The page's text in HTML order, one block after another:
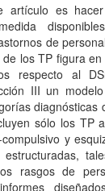
artículo es
de
los TP figura
respecto al
III un
diagnósticas
sólo los TP
y
estructuradas,
rasgos de